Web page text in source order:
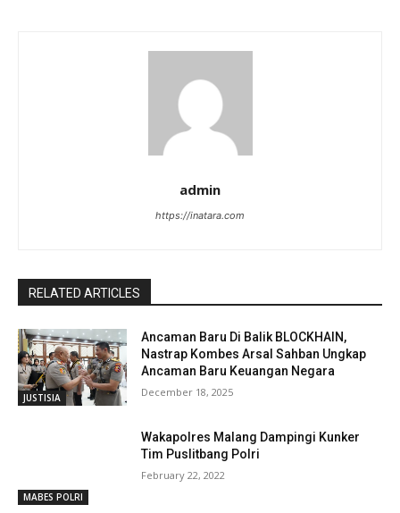
admin
https://inatara.com
RELATED ARTICLES
JUSTISIA
Ancaman Baru Di Balik BLOCKHAIN,
Nastrap Kombes Arsal Sahban Ungkap
Ancaman Baru Keuangan Negara
December 18, 2025
MABES POLRI
Wakapolres Malang Dampingi Kunker
Tim Puslitbang Polri
February 22, 2022